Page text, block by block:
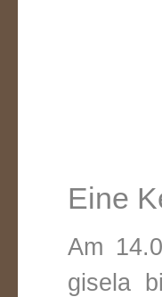
Eine
Am
gisela